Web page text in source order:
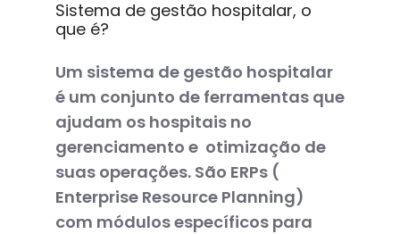
Sistema de gestão hospitalar, o
que é?
Um sistema de gestão hospitalar
é um conjunto de ferramentas que
ajudam os hospitais no
gerenciamento e otimização de
suas operações. São ERPs (
Enterprise Resource Planning)
com módulos específicos para